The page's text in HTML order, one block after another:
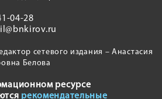
04-28
сетевого издания – Анастасия
Белова
ресурсе
рекомендательные